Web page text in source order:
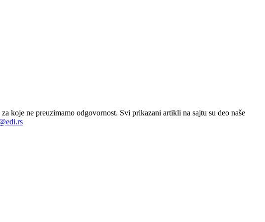
koje ne preuzimamo odgovornost. Svi prikazani artikli na sajtu su deo naše